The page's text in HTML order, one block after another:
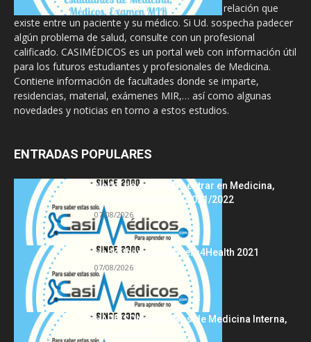
diseñado para complementar, no substituir, la relación que
existe entre un paciente y su médico. Si Ud. sospecha padecer
algún problema de salud, consulte con un profesional
calificado. CASIMÉDICOS es un portal web con información útil
para los futuros estudiantes y profesionales de Medicina.
Contiene información de facultades donde se imparte,
residencias, material, exámenes MIR,… así como algunas
novedades y noticias en torno a estos estudios.
ENTRADAS POPULARES
Notas de corte para entrar en Medicina,
curso 2022/2023 vs 2021/2022
07/08/2026
Hackathon Innomakers4Health 2021
07/08/2026
HARRISON Principios de Medicina Interna,